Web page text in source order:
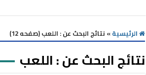
الرئيسية» نتائج البحث عن : اللعب (صفحه 12)
نتائج البحث عن :اللعب